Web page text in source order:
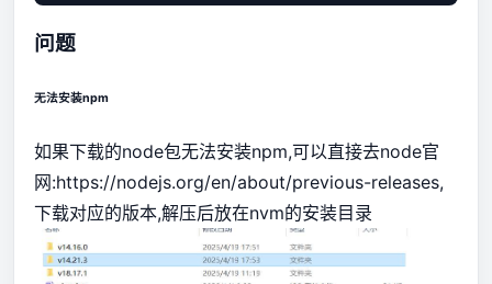
问题
无法安装npm
如果下载的node包无法安装npm,可以直接去node官
网:https://nodejs.org/en/about/previous-releases,
下载对应的版本,解压后放在nvm的安装目录